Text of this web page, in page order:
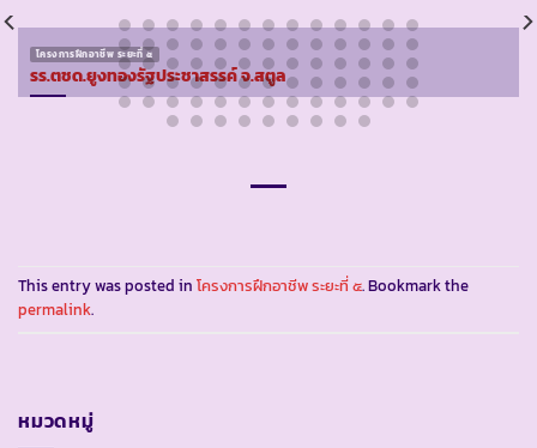
โครงการฝึกอาชีพ ระยะที่ ๕
รร.ตชด.ยูงทองรัฐประชาสรรค์ จ.สตูล
This entry was posted in โครงการฝึกอาชีพ ระยะที่ ๕. Bookmark the
permalink.
หมวดหมู่